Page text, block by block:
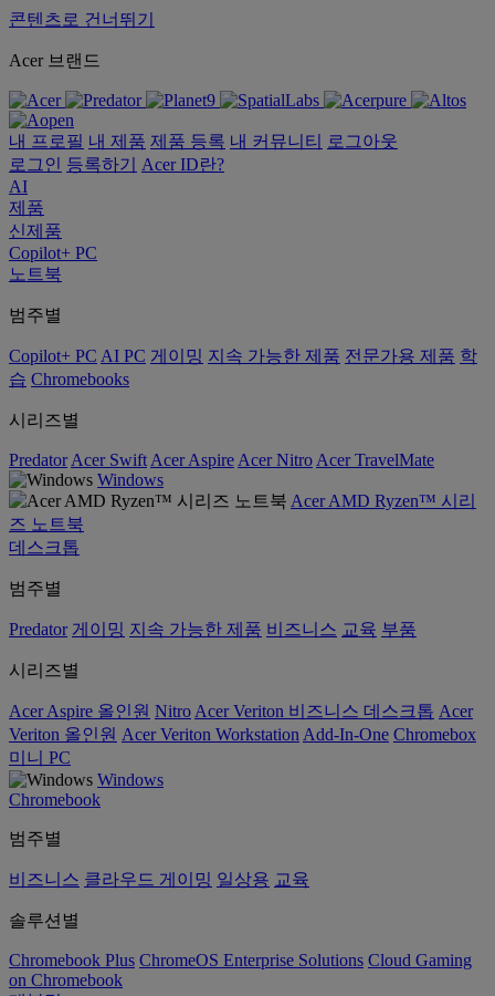
콘텐츠로 건너뛰기
Acer 브랜드
내 프로필 내 제품 제품 등록 내 커뮤니티
로그아웃
로그인
등록하기
Acer ID란?
AI
제품
신제품
Copilot+ PC
노트북
범주별
Copilot+ PC AI PC 게이밍 지속 가능한 제품 전문가용 제품 학
습 Chromebooks
시리즈별
Predator Acer Swift Acer Aspire Acer Nitro Acer TravelMate
Windows
Acer AMD Ryzen™ 시리
즈 노트북
데스크톱
범주별
Predator 게이밍 지속 가능한 제품 비즈니스 교육 부품
시리즈별
Acer Aspire 올인원 Nitro Acer Veriton 비즈니스 데스크톱 Acer
Veriton 올인원 Acer Veriton Workstation Add-In-One Chromebox
미니 PC
Windows
Chromebook
범주별
비즈니스 클라우드 게이밍 일상용 교육
솔루션별
Chromebook Plus ChromeOS Enterprise Solutions Cloud Gaming
on Chromebook